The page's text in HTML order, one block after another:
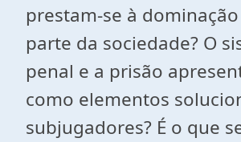
prestam-se à
parte da sociedade? O
penal e a prisão
como elementos
subjugadores? É o que